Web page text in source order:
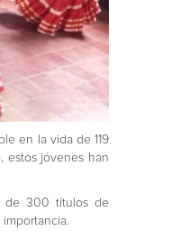
en la vida de 119
estos jóvenes han
de 300 títulos de